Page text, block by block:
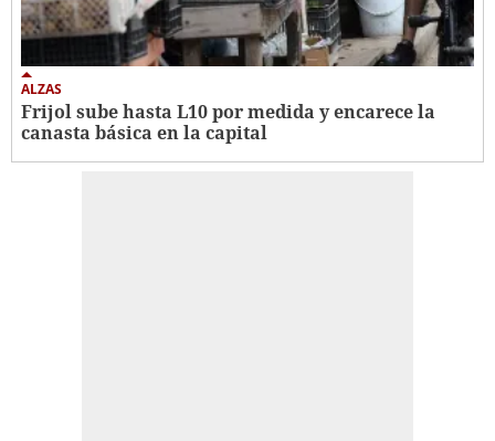
ALZAS
Frijol sube hasta L10 por medida y encarece la
canasta básica en la capital